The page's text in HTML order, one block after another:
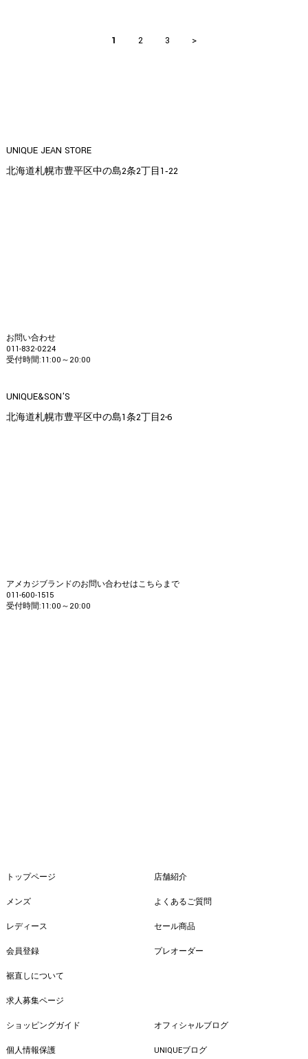
1 2 3 >
UNIQUE JEAN STORE
北海道札幌市豊平区中の島2条2丁目1‐22
お問い合わせ
011-832-0224
受付時間:11:00～20:00
UNIQUE&SON'S
北海道札幌市豊平区中の島1条2丁目2-6
アメカジブランドのお問い合わせはこちらまで
011-600-1515
受付時間:11:00～20:00
トップページ
メンズ
レディース
会員登録
裾直しについて
求人募集ページ
店舗紹介
よくあるご質問
セール商品
プレオーダー
ショッピングガイド
個人情報保護
オフィシャルブログ
UNIQUEブログ